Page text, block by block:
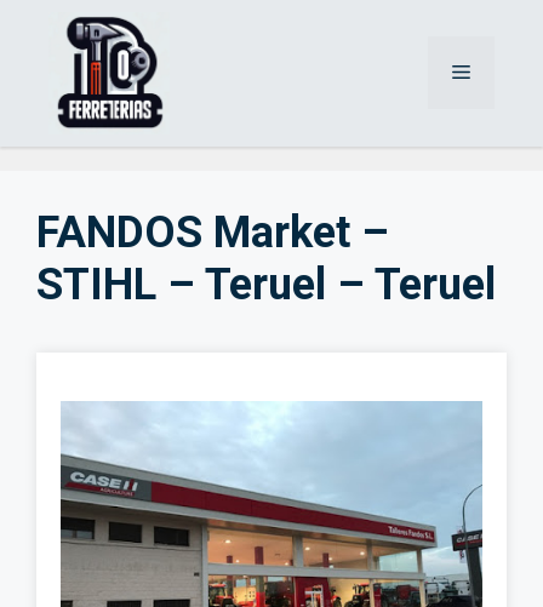
Menú
FANDOS Market –
STIHL – Teruel – Teruel